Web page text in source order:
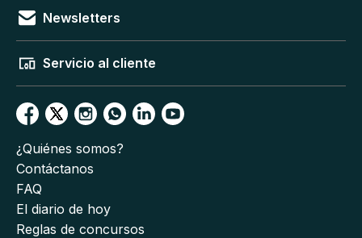
Newsletters
Servicio al cliente
¿Quiénes somos?
Contáctanos
FAQ
El diario de hoy
Reglas de concursos